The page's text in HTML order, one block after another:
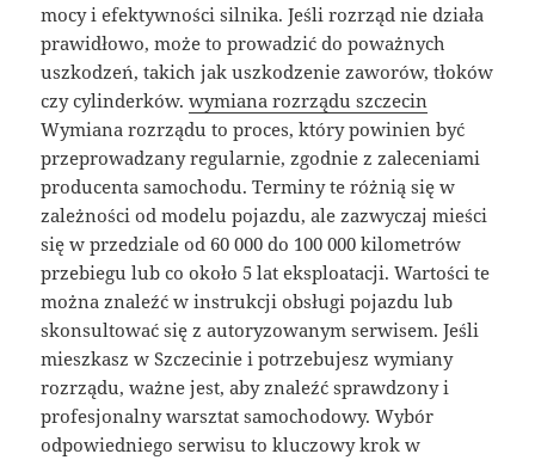
mocy i efektywności silnika. Jeśli rozrząd nie działa
prawidłowo, może to prowadzić do poważnych
uszkodzeń, takich jak uszkodzenie zaworów, tłoków
czy cylinderków.wymiana rozrządu szczecin
Wymiana rozrządu to proces, który powinien być
przeprowadzany regularnie, zgodnie z zaleceniami
producenta samochodu. Terminy te różnią się w
zależności od modelu pojazdu, ale zazwyczaj mieści
się w przedziale od 60 000 do 100 000 kilometrów
przebiegu lub co około 5 lat eksploatacji. Wartości te
można znaleźć w instrukcji obsługi pojazdu lub
skonsultować się z autoryzowanym serwisem. Jeśli
mieszkasz w Szczecinie i potrzebujesz wymiany
rozrządu, ważne jest, aby znaleźć sprawdzony i
profesjonalny warsztat samochodowy. Wybór
odpowiedniego serwisu to kluczowy krok w